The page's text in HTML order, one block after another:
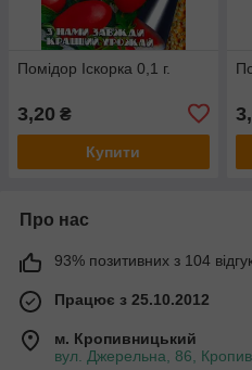
Помідор Іскорка 0,1 г.
3,20 ₴
Купити
Про нас
93% позитивних з 104
Працює з 25.10.2012
м. Кропивницький
вул. Джерельна, 86,